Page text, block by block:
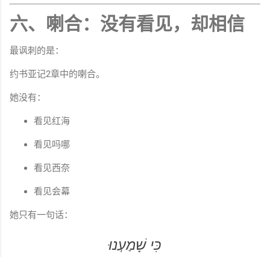
六、喇合：没有看见，却相信
最讽刺的是：
约书亚记2章中的喇合。
她没有：
看见红海
看见吗哪
看见西奈
看见会幕
她只有一句话：
כִּי שָׁמַעְנוּ